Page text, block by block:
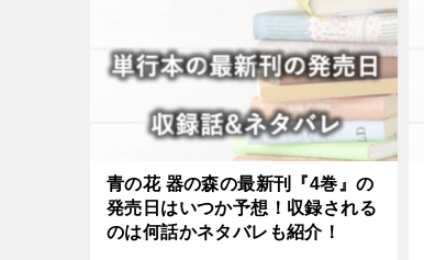
青の花 器の森の最新刊『4巻』の
発売日はいつか予想！収録される
のは何話かネタバレも紹介！